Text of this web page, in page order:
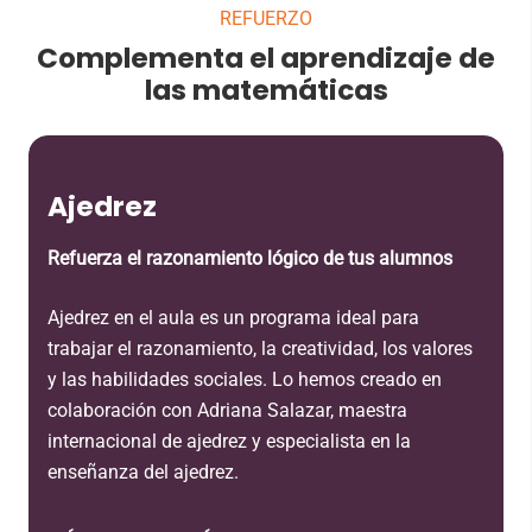
REFUERZO
Complementa el aprendizaje de
las matemáticas
Ajedrez
Refuerza el razonamiento lógico de tus alumnos
Ajedrez en el aula es un programa ideal para
trabajar el razonamiento, la creatividad, los valores
y las habilidades sociales. Lo hemos creado en
colaboración con Adriana Salazar, maestra
internacional de ajedrez y especialista en la
enseñanza del ajedrez.